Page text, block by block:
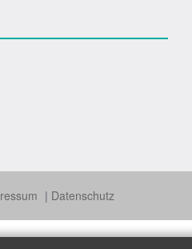
Datenschutz